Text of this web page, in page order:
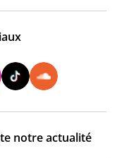
YoutubeInstagram
notre actualité